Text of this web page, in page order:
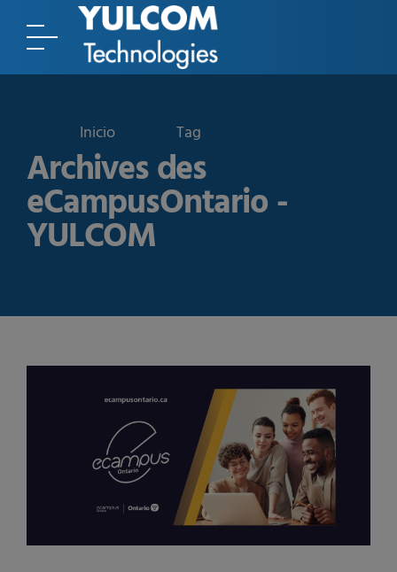
Tag
Archives des
eCampusOntario -
YULCOM